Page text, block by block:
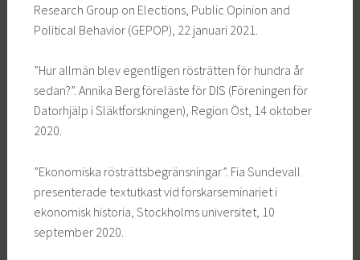
Research Group on Elections, Public Opinion and
Political Behavior (GEPOP), 22 januari 2021.
”Hur allmän blev egentligen rösträtten för hundra år
sedan?”. Annika Berg föreläste för DIS (Föreningen för
Datorhjälp i Släktforskningen), Region Öst, 14 oktober
2020.
”Ekonomiska rösträttsbegränsningar”. Fia Sundevall
presenterade textutkast vid forskarseminariet i
ekonomisk historia, Stockholms universitet, 10
september 2020.